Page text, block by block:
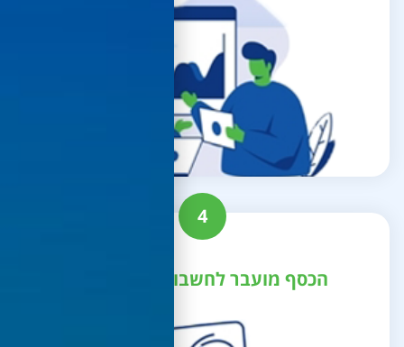
4
הכסף מועבר לחשבון הבנק שלך!